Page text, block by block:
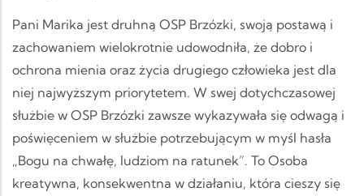
Pani Marika jest druhną OSP Brzózki, swoją postawą i
zachowaniem wielokrotnie udowodniła, że dobro i
ochrona mienia oraz życia drugiego człowieka jest dla
niej najwyższym priorytetem. W swej dotychczasowej
służbie w OSP Brzózki zawsze wykazywała się odwagą i
poświęceniem w służbie potrzebującym w myśl hasła
„Bogu na chwałę, ludziom na ratunek”. To Osoba
kreatywna, konsekwentna w działaniu, która cieszy się